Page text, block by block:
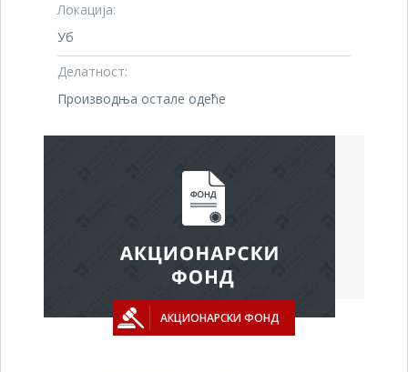
Локација:
Уб
Делатност:
Производња остале одеће
АКЦИОНАРСКИ ФОНД